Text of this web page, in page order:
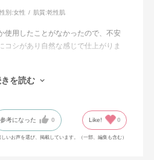
性別:女性 肌質:乾性肌
使用したことがなかったので、不安
コシがあり自然な感じで仕上がりま
を読む
参考になった 0 Like! 0
いお声を選び、掲載しています。（一部、編集も含む）